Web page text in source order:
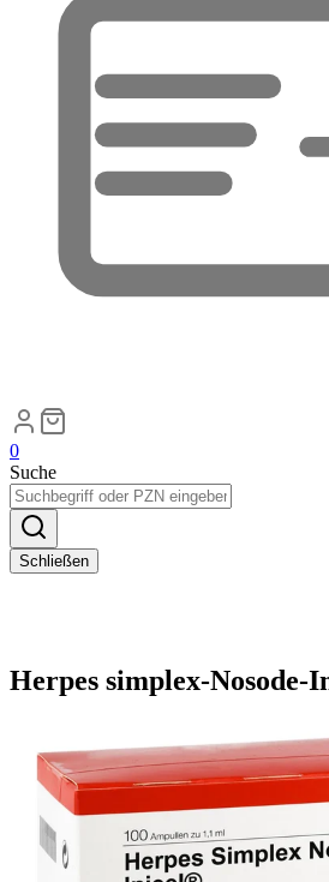
0
Suche
Schließen
Herpes simplex-Nosode-